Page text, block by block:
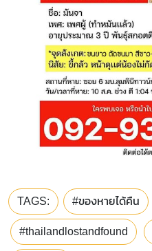
TAGS: #ของหายได้คืน
#thailandlostandfound